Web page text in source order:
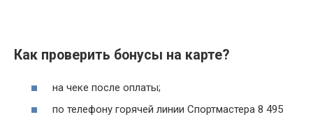
Как проверить бонусы на карте?
на чеке после оплаты;
по телефону горячей линии Спортмастера 8 495